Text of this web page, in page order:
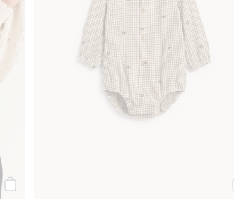
Legg til